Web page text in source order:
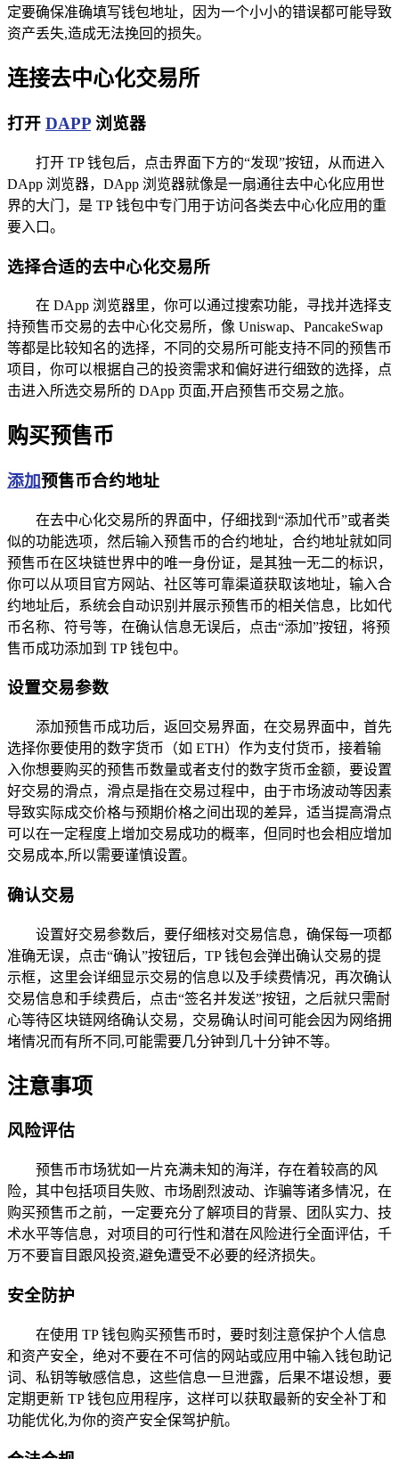
定要确保准确填写钱包地址，因为一个小小的错误都可能导致
资产丢失,造成无法挽回的损失。
连接去中心化交易所
打开 DAPP 浏览器
打开 TP 钱包后，点击界面下方的“发现”按钮，从而进入
DApp 浏览器，DApp 浏览器就像是一扇通往去中心化应用世
界的大门，是 TP 钱包中专门用于访问各类去中心化应用的重
要入口。
选择合适的去中心化交易所
在 DApp 浏览器里，你可以通过搜索功能，寻找并选择支
持预售币交易的去中心化交易所，像 Uniswap、PancakeSwap
等都是比较知名的选择，不同的交易所可能支持不同的预售币
项目，你可以根据自己的投资需求和偏好进行细致的选择，点
击进入所选交易所的 DApp 页面,开启预售币交易之旅。
购买预售币
添加预售币合约地址
在去中心化交易所的界面中，仔细找到“添加代币”或者类
似的功能选项，然后输入预售币的合约地址，合约地址就如同
预售币在区块链世界中的唯一身份证，是其独一无二的标识，
你可以从项目官方网站、社区等可靠渠道获取该地址，输入合
约地址后，系统会自动识别并展示预售币的相关信息，比如代
币名称、符号等，在确认信息无误后，点击“添加”按钮，将预
售币成功添加到 TP 钱包中。
设置交易参数
添加预售币成功后，返回交易界面，在交易界面中，首先
选择你要使用的数字货币（如 ETH）作为支付货币，接着输
入你想要购买的预售币数量或者支付的数字货币金额，要设置
好交易的滑点，滑点是指在交易过程中，由于市场波动等因素
导致实际成交价格与预期价格之间出现的差异，适当提高滑点
可以在一定程度上增加交易成功的概率，但同时也会相应增加
交易成本,所以需要谨慎设置。
确认交易
设置好交易参数后，要仔细核对交易信息，确保每一项都
准确无误，点击“确认”按钮后，TP 钱包会弹出确认交易的提
示框，这里会详细显示交易的信息以及手续费情况，再次确认
交易信息和手续费后，点击“签名并发送”按钮，之后就只需耐
心等待区块链网络确认交易，交易确认时间可能会因为网络拥
堵情况而有所不同,可能需要几分钟到几十分钟不等。
注意事项
风险评估
预售币市场犹如一片充满未知的海洋，存在着较高的风
险，其中包括项目失败、市场剧烈波动、诈骗等诸多情况，在
购买预售币之前，一定要充分了解项目的背景、团队实力、技
术水平等信息，对项目的可行性和潜在风险进行全面评估，千
万不要盲目跟风投资,避免遭受不必要的经济损失。
安全防护
在使用 TP 钱包购买预售币时，要时刻注意保护个人信息
和资产安全，绝对不要在不可信的网站或应用中输入钱包助记
词、私钥等敏感信息，这些信息一旦泄露，后果不堪设想，要
定期更新 TP 钱包应用程序，这样可以获取最新的安全补丁和
功能优化,为你的资产安全保驾护航。